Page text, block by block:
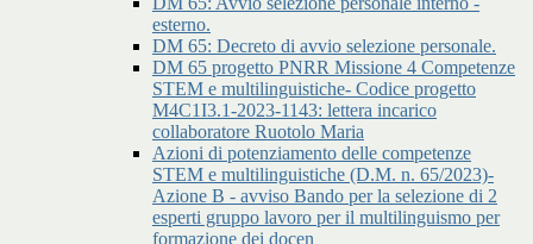
esterno.
DM 65: Decreto di avvio selezione personale.
DM 65 progetto PNRR Missione 4 Competenze
STEM e multilinguistiche- Codice progetto
M4C1I3.1-2023-1143: lettera incarico
collaboratore Ruotolo Maria
Azioni di potenziamento delle competenze
STEM e multilinguistiche (D.M. n. 65/2023)-
Azione B - avviso Bando per la selezione di 2
esperti gruppo lavoro per il multilinguismo per
formazione dei docen